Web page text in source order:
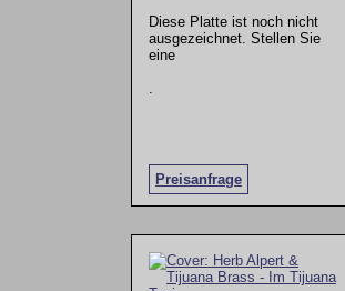
Diese Platte ist noch nicht
ausgezeichnet. Stellen Sie
eine
Preisanfrage
.